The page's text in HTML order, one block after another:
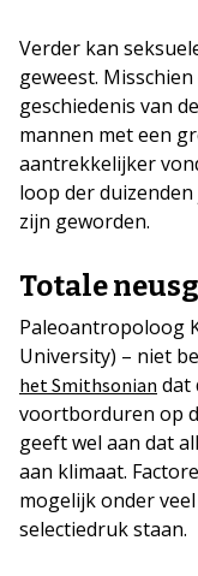
Verder kan
geweest.
geschiedenis van
mannen met een
aantrekkelijker
loop der
zijn geworden.
Totale
Paleoantropoloog
University) – niet
het Smithsonian dat
voortborduren op
geeft wel aan dat
aan klimaat.
mogelijk onder
selectiedruk staan.